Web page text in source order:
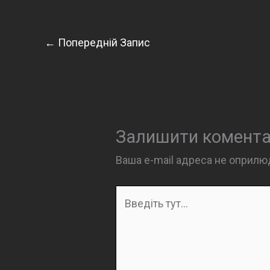
← Попередній Запис
Залишити
Ваша e-mail адреса не